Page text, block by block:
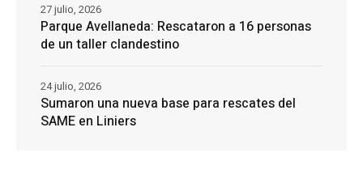
Parque Avellaneda: Rescataron a 16 personas
de un taller clandestino
27 julio, 2026
Sumaron una nueva base para rescates del
SAME en Liniers
24 julio, 2026